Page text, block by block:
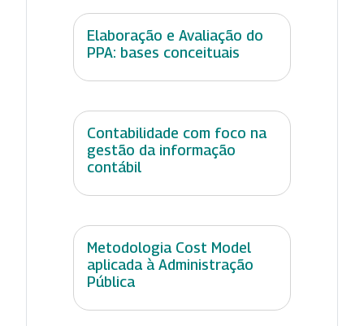
Elaboração e Avaliação do
PPA: bases conceituais
Contabilidade com foco na
gestão da informação
contábil
Metodologia Cost Model
aplicada à Administração
Pública